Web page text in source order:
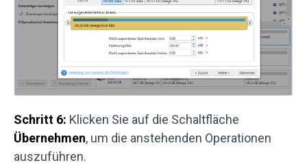
Schritt 6: Klicken Sie auf die Schaltfläche
Übernehmen, um die anstehenden Operationen
auszuführen.